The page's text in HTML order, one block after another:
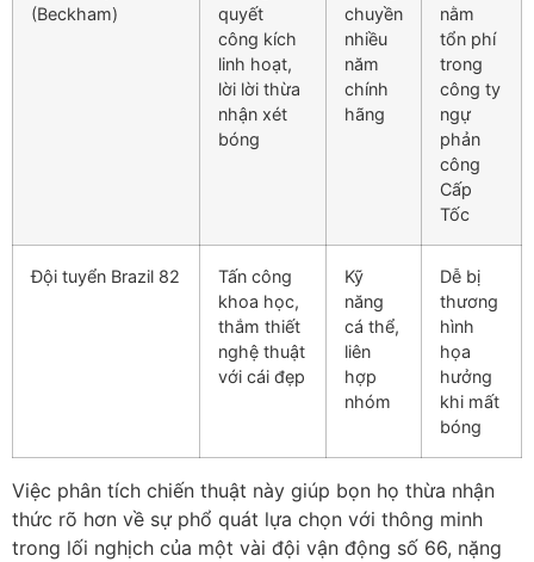
(Beckham)
quyết
công kích
linh hoạt,
lời lời thừa
nhận xét
bóng
chuyền
nhiều
năm
chính
hãng
nằm
tổn phí
trong
công ty
ngự
phản
công
Cấp
Tốc
Đội tuyển Brazil 82
Tấn công
khoa học,
thắm thiết
nghệ thuật
với cái đẹp
Kỹ
năng
cá thể,
liên
hợp
nhóm
Dễ bị
thương
hình
họa
hưởng
khi mất
bóng
Việc phân tích chiến thuật này giúp bọn họ thừa nhận
thức rõ hơn về sự phổ quát lựa chọn với thông minh
trong lối nghịch của một vài đội vận động số 66, nặng